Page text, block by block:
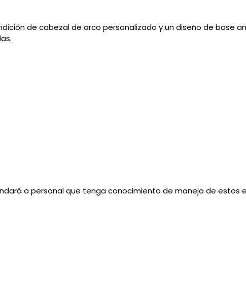
de cabezal de arco personalizado y un diseño de base
a personal que tenga conocimiento de manejo de estos